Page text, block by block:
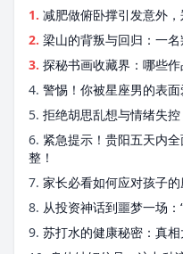
1. 减肥做俯卧撑引发意外
2. 梁山的背叛与回归：一
3. 探秘书画收藏界：哪些作
4. 警惕！你被星座男的表
5. 拒绝胡思乱想与情绪失
6. 紧急提示！贵阳五天内
整！
7. 家长必看如何应对孩子
8. 从投资神话到噩梦一场
9. 苏打水的健康秘密：真相